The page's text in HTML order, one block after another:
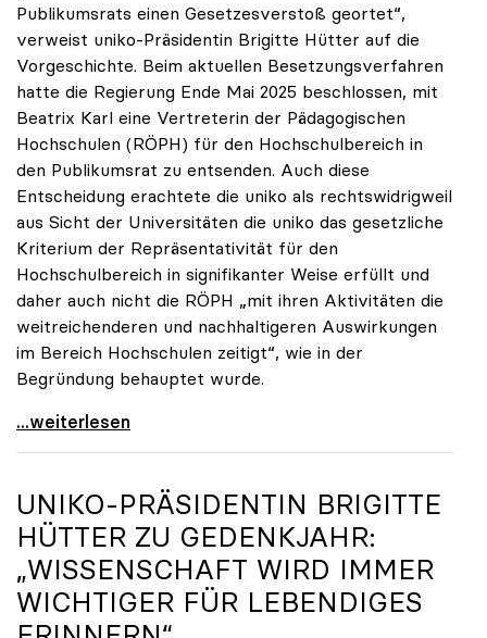
Publikumsrats einen Gesetzesverstoß geortet“,
verweist uniko-Präsidentin Brigitte Hütter auf die
Vorgeschichte. Beim aktuellen Besetzungsverfahren
hatte die Regierung Ende Mai 2025 beschlossen, mit
Beatrix Karl eine Vertreterin der Pädagogischen
Hochschulen (RÖPH) für den Hochschulbereich in
den Publikumsrat zu entsenden. Auch diese
Entscheidung erachtete die uniko als rechtswidrigweil
aus Sicht der Universitäten die uniko das gesetzliche
Kriterium der Repräsentativität für den
Hochschulbereich in signifikanter Weise erfüllt und
daher auch nicht die RÖPH „mit ihren Aktivitäten die
weitreichenderen und nachhaltigeren Auswirkungen
im Bereich Hochschulen zeitigt“, wie in der
Begründung behauptet wurde.
ORF-Publikumsrat: Regierung entsendet nun doch
...weiterlesen
UNIKO-PRÄSIDENTIN BRIGITTE
HÜTTER ZU GEDENKJAHR:
„WISSENSCHAFT WIRD IMMER
WICHTIGER FÜR LEBENDIGES